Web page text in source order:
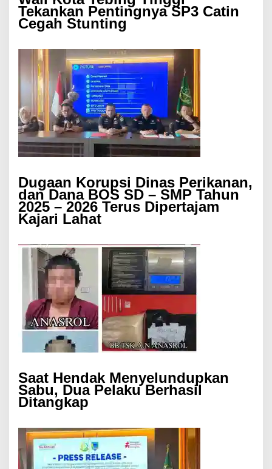
Tekankan Pentingnya SP3 Catin
Cegah Stunting
Dugaan Korupsi Dinas Perikanan,
dan Dana BOS SD – SMP Tahun
2025 – 2026 Terus Dipertajam
Kajari Lahat
Saat Hendak Menyelundupkan
Sabu, Dua Pelaku Berhasil
Ditangkap